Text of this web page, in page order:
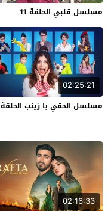
مسلسل قلبي الحلقة 11
02:25:21
مسلسل الحقي يا زينب الحلقة 8
02:16:33